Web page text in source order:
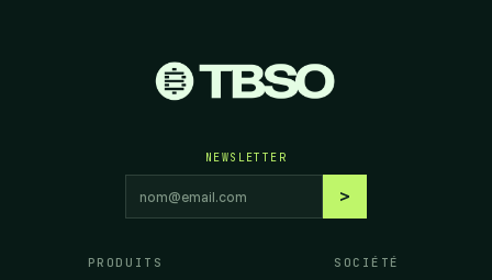
NEWSLETTER
Adresse email
>
S'abonner
PRODUITS SOCIÉTÉ